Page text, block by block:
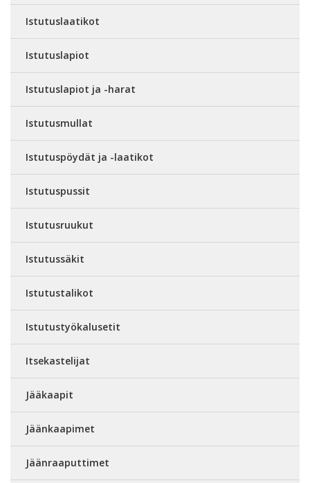
Istutuslaatikot
Istutuslapiot
Istutuslapiot ja -harat
Istutusmullat
Istutuspöydät ja -laatikot
Istutuspussit
Istutusruukut
Istutussäkit
Istutustalikot
Istutustyökalusetit
Itsekastelijat
Jääkaapit
Jäänkaapimet
Jäänraaputtimet